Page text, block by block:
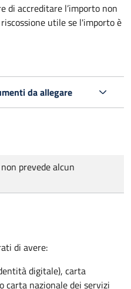
di accreditare l’importo non
utile se l'importo è
da allegare
prevede alcun
di avere:
digitale), carta
carta nazionale dei servizi